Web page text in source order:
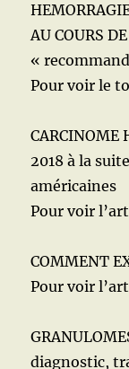
AU COURS
«
Pour voir le
CARCINOME
2018 à la
américaines
Pour voir
COMMENT
Pour voir
diagnostic,